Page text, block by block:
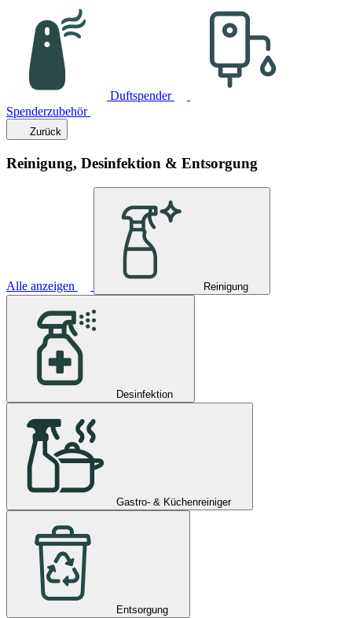
Duftspender
Spenderzubehör
Zurück
Reinigung, Desinfektion & Entsorgung
Alle anzeigen Reinigung
Desinfektion
Gastro- & Küchenreiniger
Entsorgung